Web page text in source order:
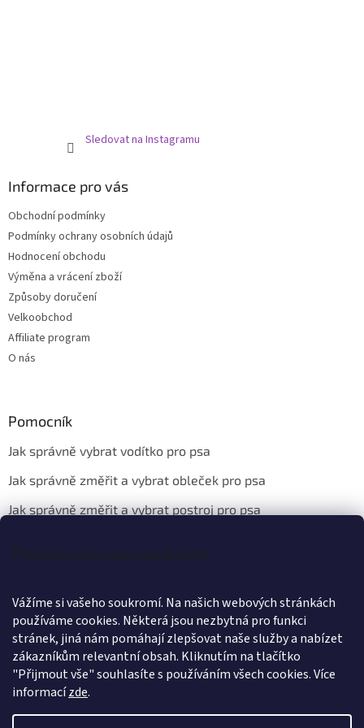
Principy ochrany soukromí
Vážíme si vašeho soukromí. Na našich webových stránkách
používáme cookies. Některá jsou nezbytná pro funkci
stránek, jiná nám pomáhají zlepšovat naše služby a nabízet
zákazníkům relevantní obsah. Kliknutím na tlačítko
"Přijmout vše" souhlasíte s používáním všech cookies.Více
informacízde.
Sledovat na Instagramu
Informace pro vás
Obchodní podmínky
Podmínky ochrany osobních údajů
Hodnocení obchodu
Výměna a vrácení zboží
Způsoby doručení
Velkoobchod
Affiliate program
O nás
Pomocník
Jak správně vybrat vodítko pro psa
Jak správně změřit a vybrat obleček pro psa
Jak správně změřit a vybrat postroj pro psa
info@wanteddog.cz
Wanted Dog
wanteddogcz